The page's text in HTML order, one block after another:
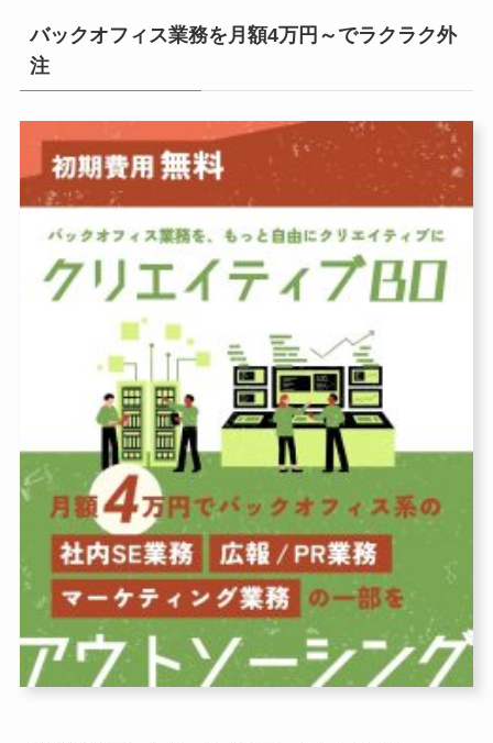
バックオフィス業務を月額4万円～でラクラク外
注